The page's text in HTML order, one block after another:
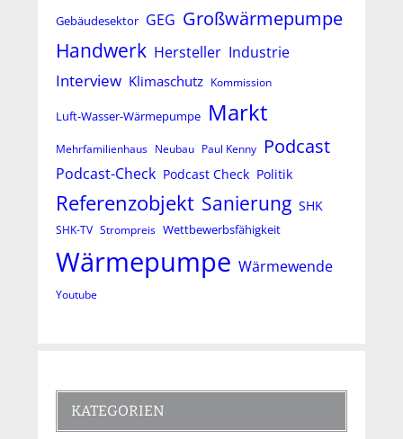
Gebäudesektor GEG Großwärmepumpe
Handwerk Hersteller Industrie
Interview Klimaschutz Kommission
Luft-Wasser-Wärmepumpe Markt
Mehrfamilienhaus Neubau Paul Kenny Podcast
Podcast-Check Podcast Check Politik
Referenzobjekt Sanierung SHK
SHK-TV Strompreis Wettbewerbsfähigkeit
Wärmepumpe Wärmewende
Youtube
KATEGORIEN